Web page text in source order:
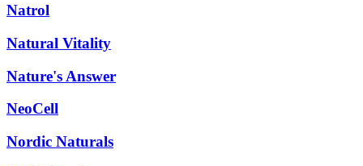
Natrol
Natural Vitality
Nature's Answer
NeoCell
Nordic Naturals